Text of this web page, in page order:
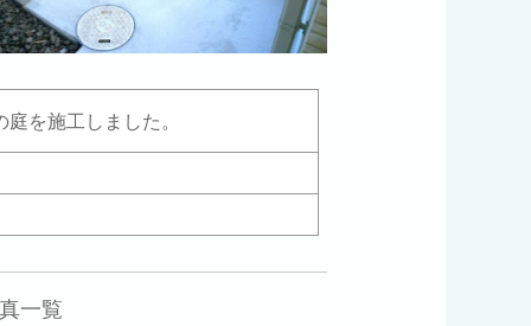
を施工しました。
一覧